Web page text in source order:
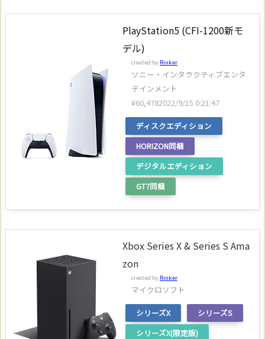
PlayStation5 (CFI-1200新モ
デル)
created by Rinker
ソニー・インタラクティブエンタ
テインメント
¥60,4782022/9/15 0:21:47
ディスクエディション
HORIZON同梱
デジタルエディション
GT7同梱
Xbox Series X & Series S Ama
zon
created by Rinker
マイクロソフト
シリーズX
シリーズS
シリーズX(限定版)